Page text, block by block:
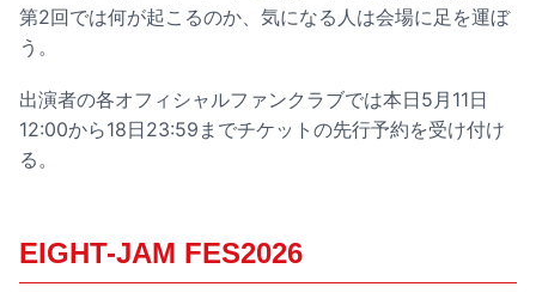
第2回では何が起こるのか、気になる人は会場に足を運ぼ
う。
出演者の各オフィシャルファンクラブでは本日5月11日
12:00から18日23:59までチケットの先行予約を受け付け
る。
EIGHT-JAM FES2026